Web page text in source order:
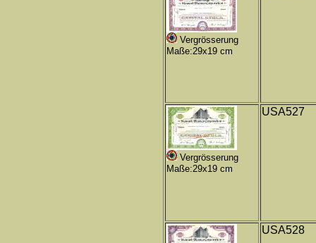
Vergrösserung
Maße:29x19 cm
Vergrösserung
Maße:29x19 cm
USA527
USA528